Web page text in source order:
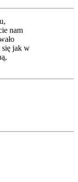
nam
się jak w